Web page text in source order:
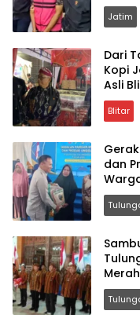
Jatim
Dari
Kopi
Asli
Blitar
dan